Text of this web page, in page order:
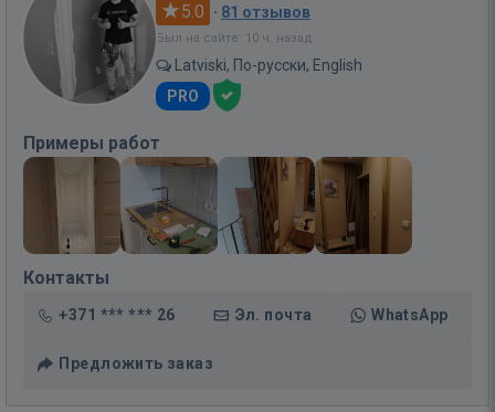
5.0 · 81 отзывов
Был на сайте: 10 ч. назад
Latviski, По-русски, English
PRO
Примеры работ
Контакты
+371 *** *** 26 Эл. почта WhatsApp
Предложить заказ